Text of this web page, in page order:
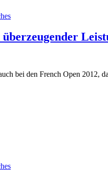
bei den French Open 2012,